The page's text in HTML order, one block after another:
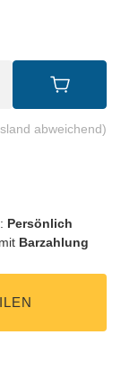
abweichend)
Persönlich
Barzahlung